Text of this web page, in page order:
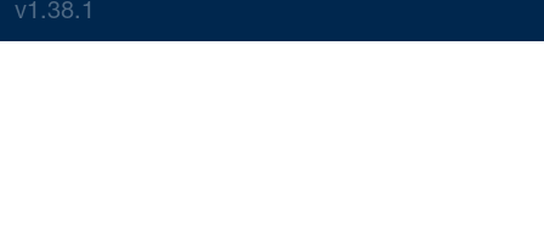
v1.38.1